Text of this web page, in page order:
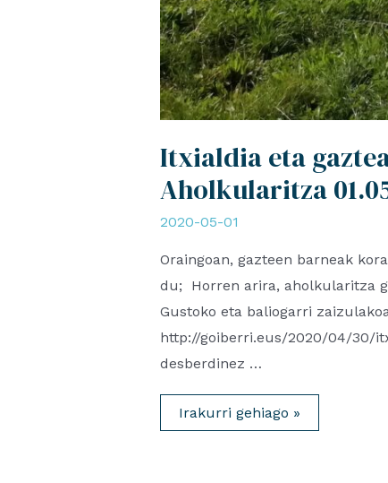
Itxialdia eta
Aholkularitza
2020-05-01
Oraingoan, gazteen barneak
du; Horren arira, aholkularitza
Gustoko eta baliogarri
http://goiberri.eus/2020/04/30/
desberdinez …
Itxialdia
eta
gazteak:
Irakurri gehiago »